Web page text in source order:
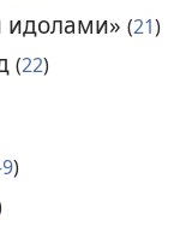
идолами»(21)
(22)
)